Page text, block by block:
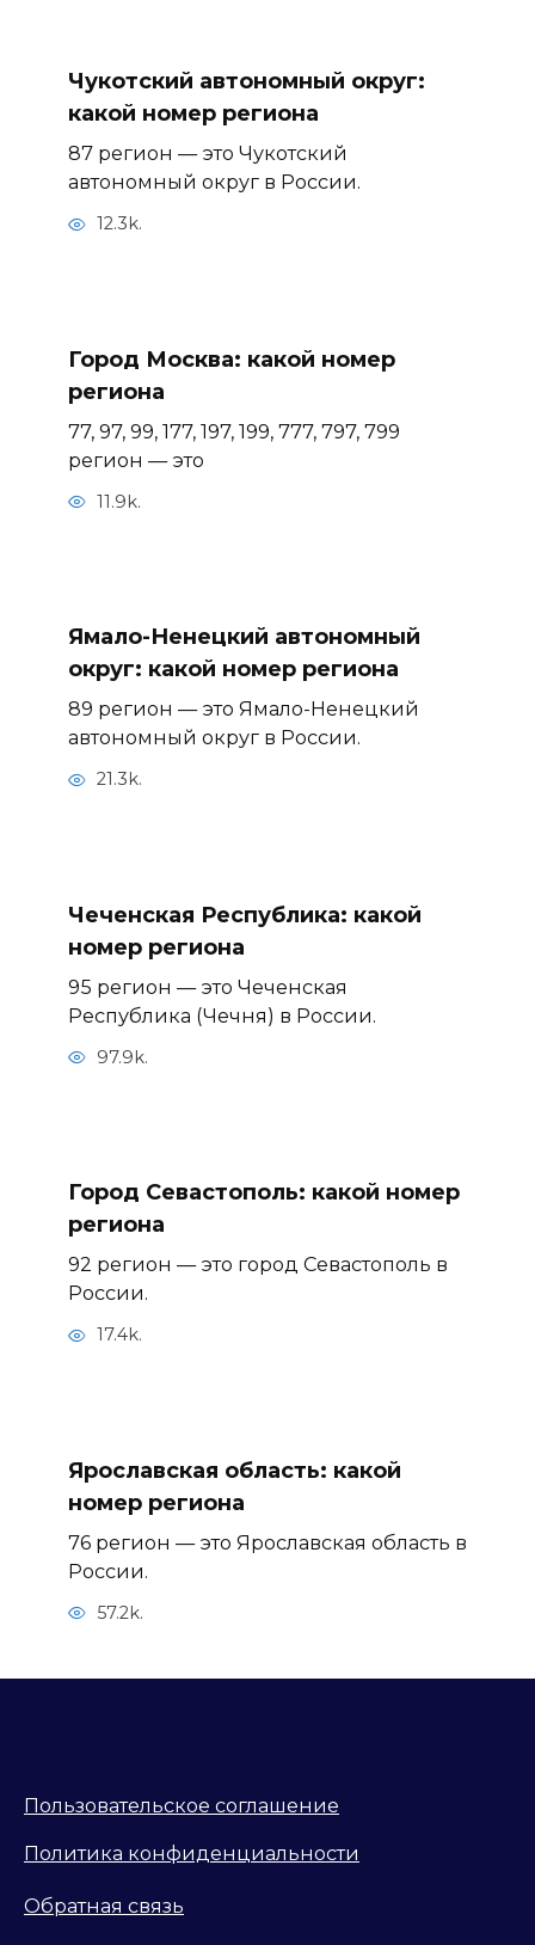
Чукотский автономный округ:
какой номер региона
87 регион — это Чукотский
автономный округ в России.
12.3k.
Город Москва: какой номер
региона
77, 97, 99, 177, 197, 199, 777, 797, 799
регион — это
11.9k.
Ямало-Ненецкий автономный
округ: какой номер региона
89 регион — это Ямало-Ненецкий
автономный округ в России.
21.3k.
Чеченская Республика: какой
номер региона
95 регион — это Чеченская
Республика (Чечня) в России.
97.9k.
Город Севастополь: какой номер
региона
92 регион — это город Севастополь в
России.
17.4k.
Ярославская область: какой
номер региона
76 регион — это Ярославская область в
России.
57.2k.
Пользовательское соглашение
Политика конфиденциальности
Обратная связь